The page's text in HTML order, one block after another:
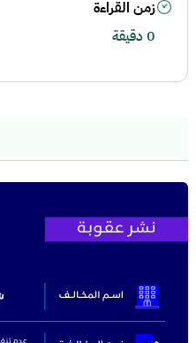
زمن القراءة
0 دقيقة